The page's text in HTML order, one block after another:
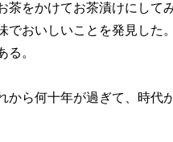
茶をかけてお茶漬けにして
でおいしいことを発見した
る。
から何十年が過ぎて、時代